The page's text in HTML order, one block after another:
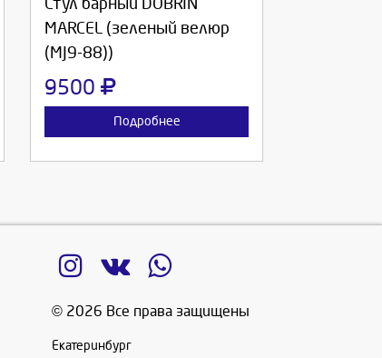
Стул барный DOBRIN
MARCEL (зеленый велюр
(MJ9-88))
9500
Подробнее
© 2026 Все права защищены
Екатеринбург